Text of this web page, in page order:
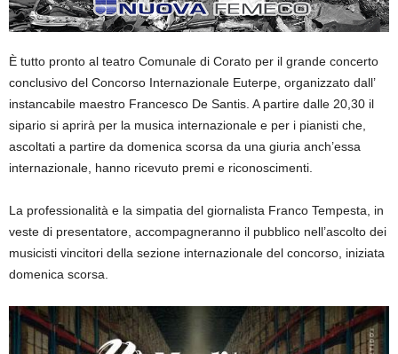
È tutto pronto al teatro Comunale di Corato per il grande concerto
conclusivo del Concorso Internazionale Euterpe, organizzato dall’
instancabile maestro Francesco De Santis. A partire dalle 20,30 il
sipario si aprirà per la musica internazionale e per i pianisti che,
ascoltati a partire da domenica scorsa da una giuria anch’essa
internazionale, hanno ricevuto premi e riconoscimenti.
La professionalità e la simpatia del giornalista Franco Tempesta, in
veste di presentatore, accompagneranno il pubblico nell’ascolto dei
musicisti vincitori della sezione internazionale del concorso, iniziata
domenica scorsa.